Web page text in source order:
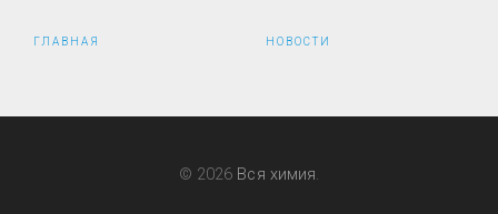
ГЛАВНАЯ НОВОСТИ
© 2026 Вся химия.